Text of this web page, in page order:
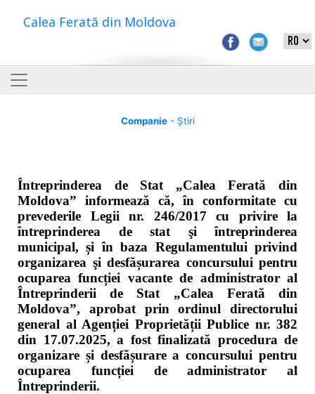
Calea Ferată din Moldova
Companie- Știri
Întreprinderea de Stat „Calea Ferată din
Moldova” informează că, în conformitate cu
prevederile Legii nr. 246/2017 cu privire la
întreprinderea de stat şi întreprinderea
municipal, și în baza Regulamentului privind
organizarea şi desfășurarea concursului pentru
ocuparea funcției vacante de administrator al
Întreprinderii de Stat „Calea Ferată din
Moldova”, aprobat prin ordinul directorului
general al Agenției Proprietății Publice nr. 382
din 17.07.2025, a fost finalizată procedura de
organizare și desfășurare a concursului pentru
ocuparea funcției de administrator al
Întreprinderii.